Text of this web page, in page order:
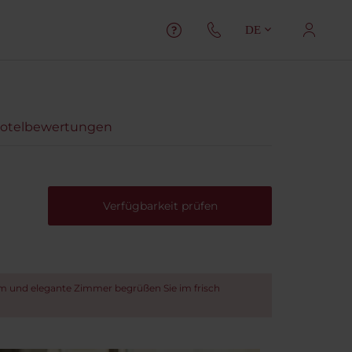
DE
Verfügbarkeit prüfen
und elegante Zimmer begrüßen Sie im frisch